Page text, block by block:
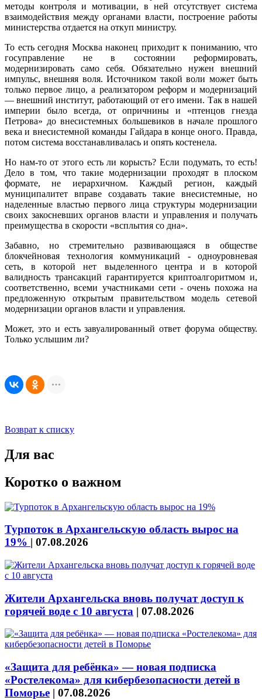
методы контроля и мотивации, в ней отсутствует система
взаимодействия между органами власти, построение работы
министерства отдается на откуп министру.
То есть сегодня Москва наконец приходит к пониманию, что
госуправление не в состоянии реформировать,
модернизировать само себя. Обязательно нужен внешний
импульс, внешняя воля. Источником такой воли может быть
только первое лицо, а реализатором реформ и модернизаций
— внешний институт, работающий от его имени. Так в нашей
империи было всегда, от опричнины и «птенцов гнезда
Петрова» до внесистемных большевиков в начале прошлого
века и внесистемной команды Гайдара в конце оного. Правда,
потом система восстанавливалась и опять костенела.
Но нам-то от этого есть ли корысть? Если подумать, то есть!
Дело в том, что такие модернизации проходят в плоском
формате, не иерархичном. Каждый регион, каждый
муниципалитет вправе создавать такие внесистемные, но
наделенные властью первого лица структуры модернизации
своих закосневших органов власти и управления и получать
преимущества в скорости «всплытия со дна».
Забавно, но стремительно развивающаяся в обществе
блокчейновая технология коммуникаций - одноуровневая
сеть, в которой нет выделенного центра и в которой
валидность трансакций гарантируется криптоалгоритмом и,
соответственно, всеми участниками сети - очень похожа на
предложенную открытым правительством модель сетевой
модернизации органов власти и управления.
Может, это и есть завуалированный ответ форума обществу.
Только услышим ли?
Возврат к списку
Для вас
Коротко о важном
Турпоток в Архангельскую область вырос на
19% | 07.08.2026
Жители Архангельска вновь получат доступ к
горячей воде с 10 августа | 07.08.2026
«Защита для ребёнка» — новая подписка
«Ростелекома» для кибербезопасности детей в
Поморье | 07.08.2026